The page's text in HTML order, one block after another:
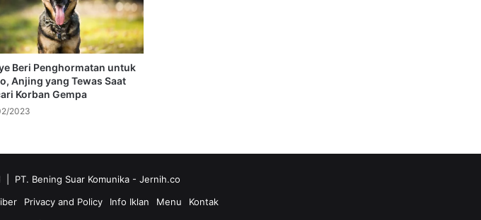
Beri Penghormatan untuk
Anjing yang Tewas Saat
Korban Gempa
2023
PT. Bening Suar Komunika - Jernih.co
Privacy and Policy Info Iklan Menu
Kontak